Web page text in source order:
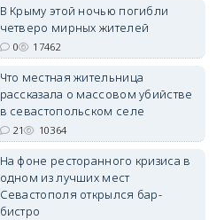
erid: 2SDnjcrDNw6
В Крыму этой ночью погибли
четверо мирных жителей
0 17462
Что местная жительница
рассказала о массовом убийстве
в севастопольском селе
21 10364
На фоне ресторанного кризиса в
одном из лучших мест
Севастополя открылся бар-
бистро